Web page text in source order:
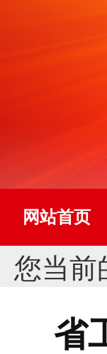
网站首页
您当前
省